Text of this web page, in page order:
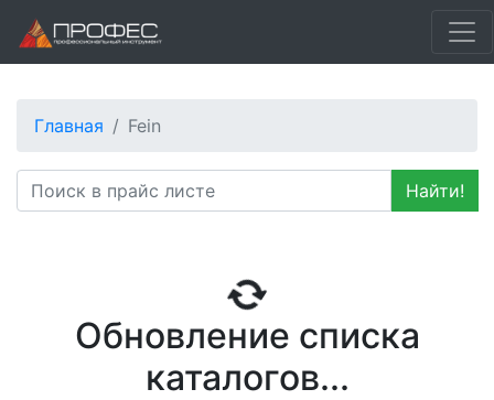
Главная Fein
Найти!
Обновление списка
каталогов...